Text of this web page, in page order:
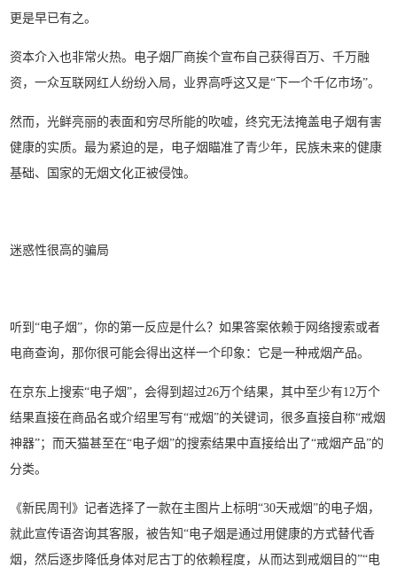
更是早已有之。
资本介入也非常火热。电子烟厂商挨个宣布自己获得百万、千万融
资，一众互联网红人纷纷入局，业界高呼这又是“下一个千亿市场”。
然而，光鲜亮丽的表面和穷尽所能的吹嘘，终究无法掩盖电子烟有害
健康的实质。最为紧迫的是，电子烟瞄准了青少年，民族未来的健康
基础、国家的无烟文化正被侵蚀。
迷惑性很高的骗局
听到“电子烟”，你的第一反应是什么？如果答案依赖于网络搜索或者
电商查询，那你很可能会得出这样一个印象：它是一种戒烟产品。
在京东上搜索“电子烟”，会得到超过26万个结果，其中至少有12万个
结果直接在商品名或介绍里写有“戒烟”的关键词，很多直接自称“戒烟
神器”；而天猫甚至在“电子烟”的搜索结果中直接给出了“戒烟产品”的
分类。
《新民周刊》记者选择了一款在主图片上标明“30天戒烟”的电子烟，
就此宣传语咨询其客服，被告知“电子烟是通过用健康的方式替代香
烟，然后逐步降低身体对尼古丁的依赖程度，从而达到戒烟目的”“电